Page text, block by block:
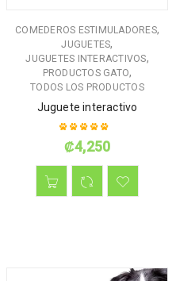
COMEDEROS ESTIMULADORES,
JUGUETES,
JUGUETES INTERACTIVOS,
PRODUCTOS GATO,
TODOS LOS PRODUCTOS
Juguete interactivo
Valorado con
₡4,250